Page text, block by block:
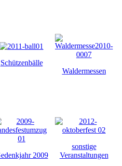
Schützenbälle
Waldermessen
2009
sonstige
Veranstaltungen